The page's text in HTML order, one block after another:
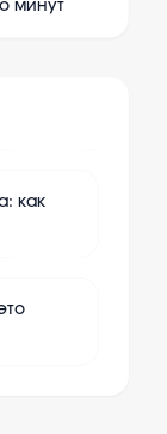
минут
как